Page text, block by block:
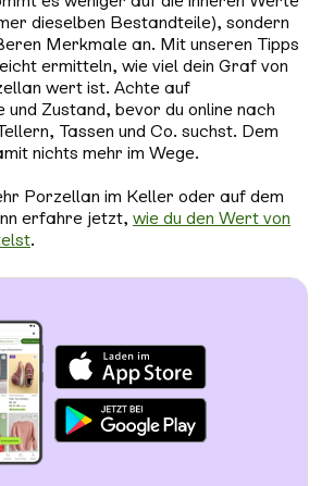
dieselben Bestandteile), sondern
Merkmale an. Mit unseren Tipps
ermitteln, wie viel dein Graf von
wert ist. Achte auf
und Zustand, bevor du online nach
Tassen und Co. suchst. Dem
nichts mehr im Wege.
Porzellan im Keller oder auf dem
erfahre jetzt, wie du den Wert von
.